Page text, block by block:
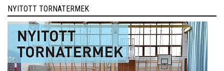
NYITOTT TORNATERMEK